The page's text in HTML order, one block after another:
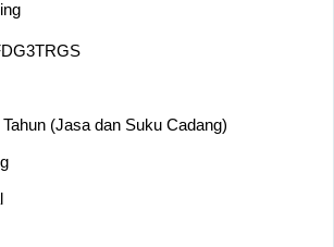
(Jasa dan Suku Cadang)